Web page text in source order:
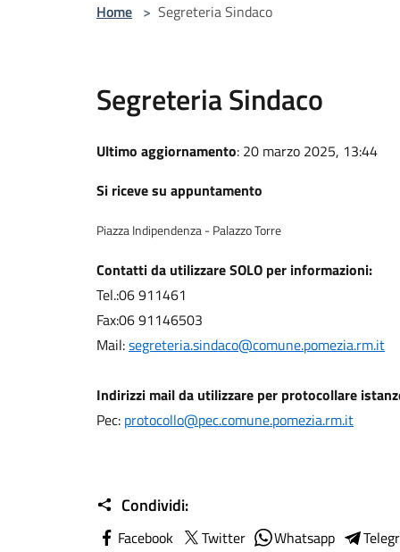
Home > Segreteria Sindaco
Segreteria Sindaco
Ultimo aggiornamento: 20 marzo 2025, 13:44
Si riceve su appuntamento
Piazza Indipendenza - Palazzo Torre
Contatti da utilizzare SOLO per informazioni:
Tel.:06 911461
Fax:06 91146503
Mail:segreteria.sindaco@comune.pomezia.rm.it
Indirizzi mail da utilizzare per protocollare
Pec: protocollo@pec.comune.pomezia.rm.it
Condividi:
Facebook Twitter Whatsapp